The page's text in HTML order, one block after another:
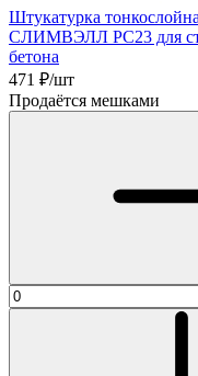
Штукатурка
СЛИМВЭЛЛ РС23 для
бетона
471 ₽/шт
Продаётся мешками